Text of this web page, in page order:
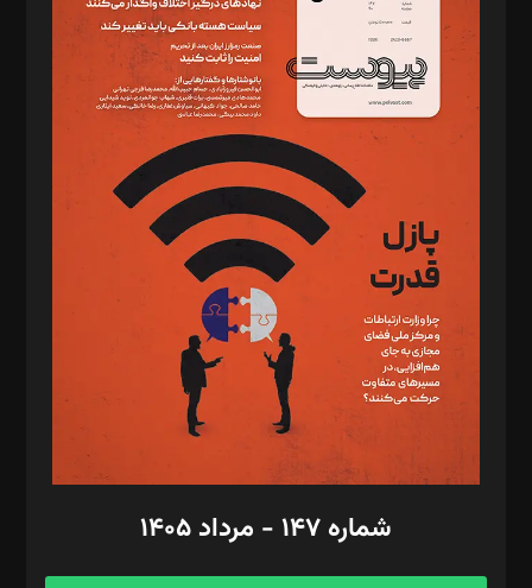
دبیر تحریریه: میثم قاسمی
د‌بیر ناداستان: سمانه سمیع
د‌بیر خدمت و تجارت: ابوالفضل رجبی
د‌بیر حقوق فناوری: حسام‌الدین ایپکچی
د‌بیر پیوست جهان: مینا پاکدل
د‌بیر تحریریه آنلاین: بابک نقاش
تحریریه‌: مجتبی محمود‌ی، آرش برهمند، یسنا امان‌پور، سروش کرمیان،
مصطفی مسجدی آرانی، ابوالفضل رجبی، زهرا فکرانه، فائزه فتحی
رستمی،مصطفی باستان
ویرایش: نگار استاد‌‌آقا
طراح یونیفرم: مجید توکلی
فیلمبرداری و عکاسی: امیر شفیعی، مانی لطفی زاده
گرافیک و صفحه‌آرایی: سید‌سبحان‌علی ثابت
مد‌یر توسعه تجاری: کامبیز برید‌
امور مالی: شاپور رهبری، محمد‌ کاظمی‌نیا
آگهی و مشترکین: ۰۹۱۹۹۹۹۰۴۵۴
شماره ۱۴۷ - مرداد ۱۴۰۵